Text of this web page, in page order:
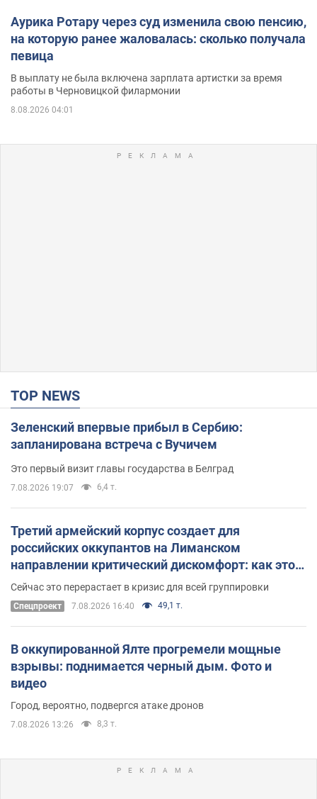
Аурика Ротару через суд изменила свою пенсию,
на которую ранее жаловалась: сколько получала
певица
В выплату не была включена зарплата артистки за время
работы в Черновицкой филармонии
8.08.2026 04:01
TOP NEWS
Зеленский впервые прибыл в Сербию:
запланирована встреча с Вучичем
Это первый визит главы государства в Белград
7.08.2026 19:07 6,4 т.
Третий армейский корпус создает для
российских оккупантов на Лиманском
направлении критический дискомфорт: как это
удалось
Сейчас это перерастает в кризис для всей группировки
Спецпроект 7.08.2026 16:40 49,1 т.
В оккупированной Ялте прогремели мощные
взрывы: поднимается черный дым. Фото и
видео
Город, вероятно, подвергся атаке дронов
7.08.2026 13:26 8,3 т.